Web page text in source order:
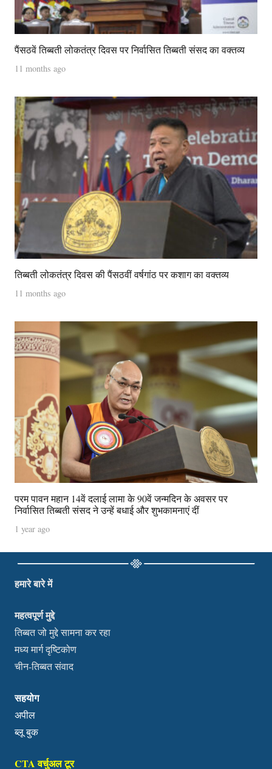
पैंसठवें तिब्बती लोकतंत्र दिवस पर निर्वासित तिब्बती संसद का वक्तव्य
11 months ago
तिब्बती लोकतंत्र दिवस की पैंसठवीं वर्षगांठ पर कशाग का वक्तव्य
11 months ago
परम पावन महान 14वें दलाई लामा के 90वें जन्मदिन के अवसर पर
निर्वासित तिब्बती संसद ने उन्हें बधाई और शुभकामनाएं दीं
1 year ago
हमारे बारे में
महत्वपूर्ण मुद्दे
तिब्बत जो मुद्दे सामना कर रहा
मध्य मार्ग दृष्टिकोण
चीन-तिब्बत संवाद
सहयोग
अपील
ब्लू बुक
CTA वर्चुअल टूर